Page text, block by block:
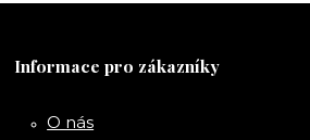
Informace pro zákazníky
O nás